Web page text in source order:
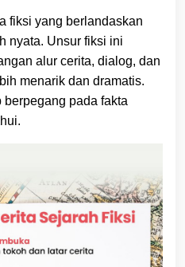
fiksi yang berlandaskan
nyata. Unsur fiksi ini
alur cerita, dialog, dan
menarik dan dramatis.
berpegang pada fakta